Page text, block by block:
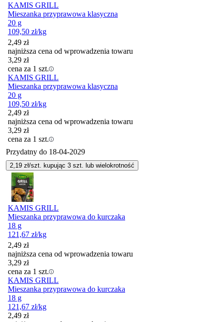
KAMIS GRILL
Mieszanka przyprawowa klasyczna
20 g
109,50 zł/kg
2,49 zł
najniższa cena od wprowadzenia towaru
3,29 zł
cena za 1 szt.
KAMIS GRILL
Mieszanka przyprawowa klasyczna
20 g
109,50 zł/kg
2,49 zł
najniższa cena od wprowadzenia towaru
3,29 zł
cena za 1 szt.
Przydatny do 18-04-2029
2,19 zł/szt. kupując 3 szt. lub wielokrotność
KAMIS GRILL
Mieszanka przyprawowa do kurczaka
18 g
121,67 zł/kg
2,49 zł
najniższa cena od wprowadzenia towaru
3,29 zł
cena za 1 szt.
KAMIS GRILL
Mieszanka przyprawowa do kurczaka
18 g
121,67 zł/kg
2,49 zł